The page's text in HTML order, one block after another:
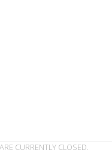
CURRENTLY CLOSED.